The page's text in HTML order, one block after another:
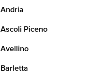
Andria
Ascoli Piceno
Avellino
Barletta